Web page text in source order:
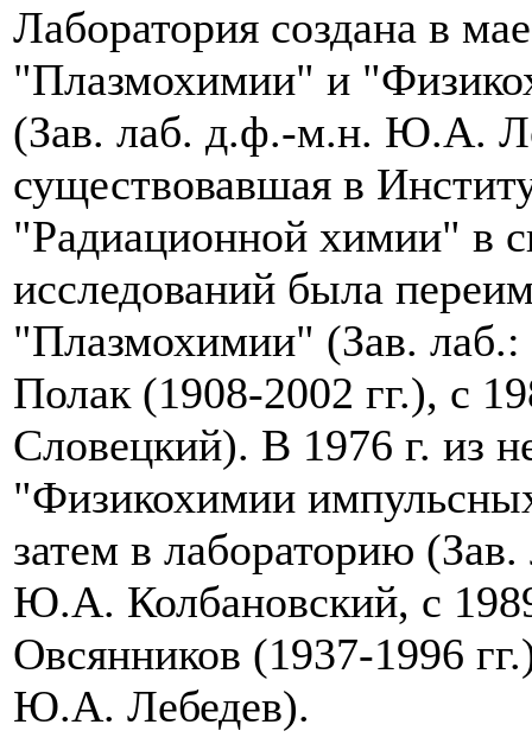
Лаборатория создана в
"Плазмохимии" и
(Зав. лаб. д.ф.-м.н. Ю.А.
существовавшая в
"Радиационной химии" в
исследований была
"Плазмохимии" (Зав.
Полак (1908-2002 гг.), с
Словецкий). В 1976 г. из
"Физикохимии
затем в лабораторию
Ю.А. Колбановский, с
Овсянников (1937-1996
Ю.А. Лебедев).